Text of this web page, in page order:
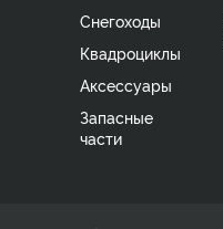
Снегоходы
Квадроциклы
Аксессуары
Запасные
части